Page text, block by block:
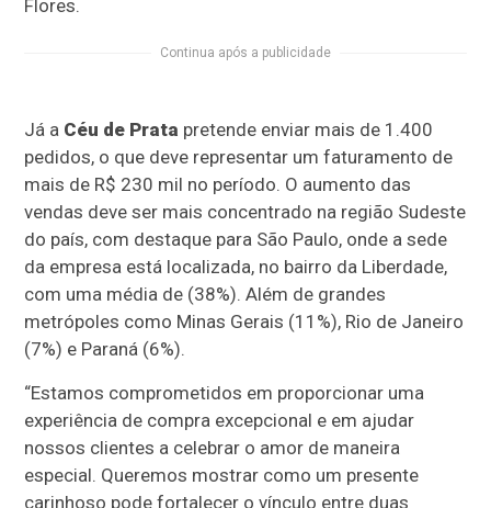
Flores.
Continua após a publicidade
Já a Céu de Prata pretende enviar mais de 1.400
pedidos, o que deve representar um faturamento de
mais de R$ 230 mil no período. O aumento das
vendas deve ser mais concentrado na região Sudeste
do país, com destaque para São Paulo, onde a sede
da empresa está localizada, no bairro da Liberdade,
com uma média de (38%). Além de grandes
metrópoles como Minas Gerais (11%), Rio de Janeiro
(7%) e Paraná (6%).
“Estamos comprometidos em proporcionar uma
experiência de compra excepcional e em ajudar
nossos clientes a celebrar o amor de maneira
especial. Queremos mostrar como um presente
carinhoso pode fortalecer o vínculo entre duas